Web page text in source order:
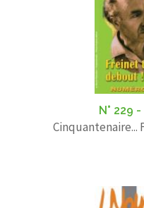
N° 229